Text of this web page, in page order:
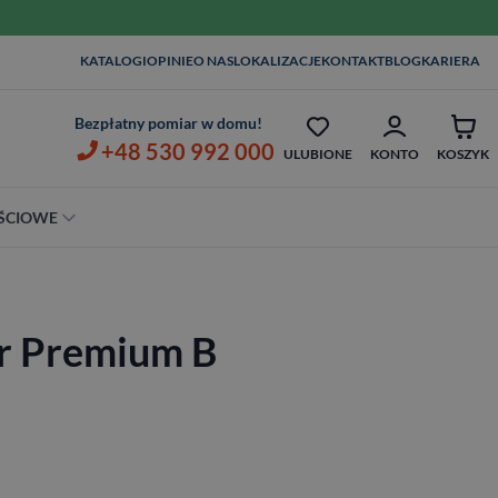
I KLAMKI OD 1ZŁ OPIEKA SERWISOWA AŻ 7 LAT
KATALOGIOPINIEO NASLOKALIZACJEKONTAKTBLOGKARIERA
Bezpłatny pomiar w domu!
+48 530 992 000 ULUBIONE KONTO KOSZYK
90 cm
Premium B